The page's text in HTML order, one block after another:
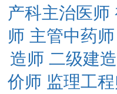
产科主治医师
师 主管中药师
造师 二级建
价师 监理工